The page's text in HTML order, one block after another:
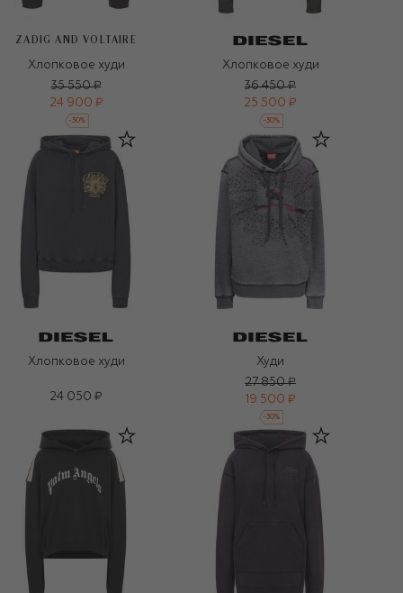
ZADIG AND VOLTAIRE
Хлопковое худи
35 550 ₽
24 900 ₽
-30%
Хлопковое худи
36 450 ₽
25 500 ₽
-30%
Хлопковое худи
24 050 ₽
Худи
27 850 ₽
19 500 ₽
-30%